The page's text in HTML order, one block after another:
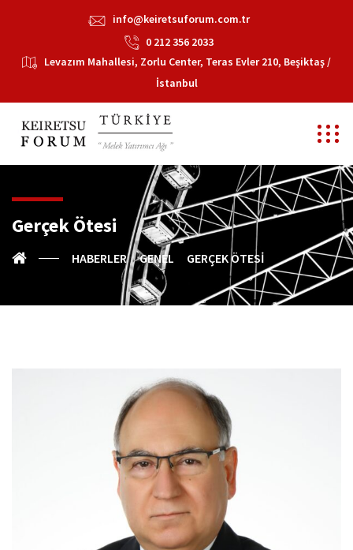
info@keiretsuforum.com.tr
0 212 356 2033
Levazım Mahallesi, Zorlu Center, Teras Evler 210, Beşiktaş /
İstanbul
Gerçek Ötesi
HABERLER GENEL GERÇEK ÖTESI